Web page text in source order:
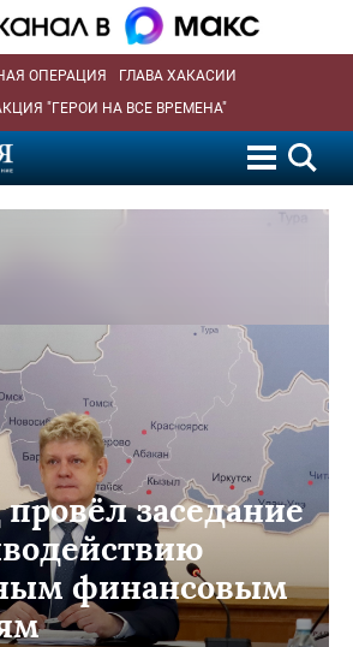
ОПЕРАЦИЯ
ГЛАВА ХАКАСИИ
"ГЕРОИ НА ВСЕ ВРЕМЕНА"
заседание
финансовым